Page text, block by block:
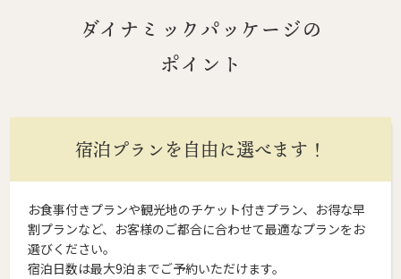
ダイナミックパッケージの
ポイント
宿泊プランを自由に選べます！
お食事付きプランや観光地のチケット付きプラン、お得な早
割プランなど、お客様のご都合に合わせて最適なプランをお
選びください。
宿泊日数は最大9泊までご予約いただけます。